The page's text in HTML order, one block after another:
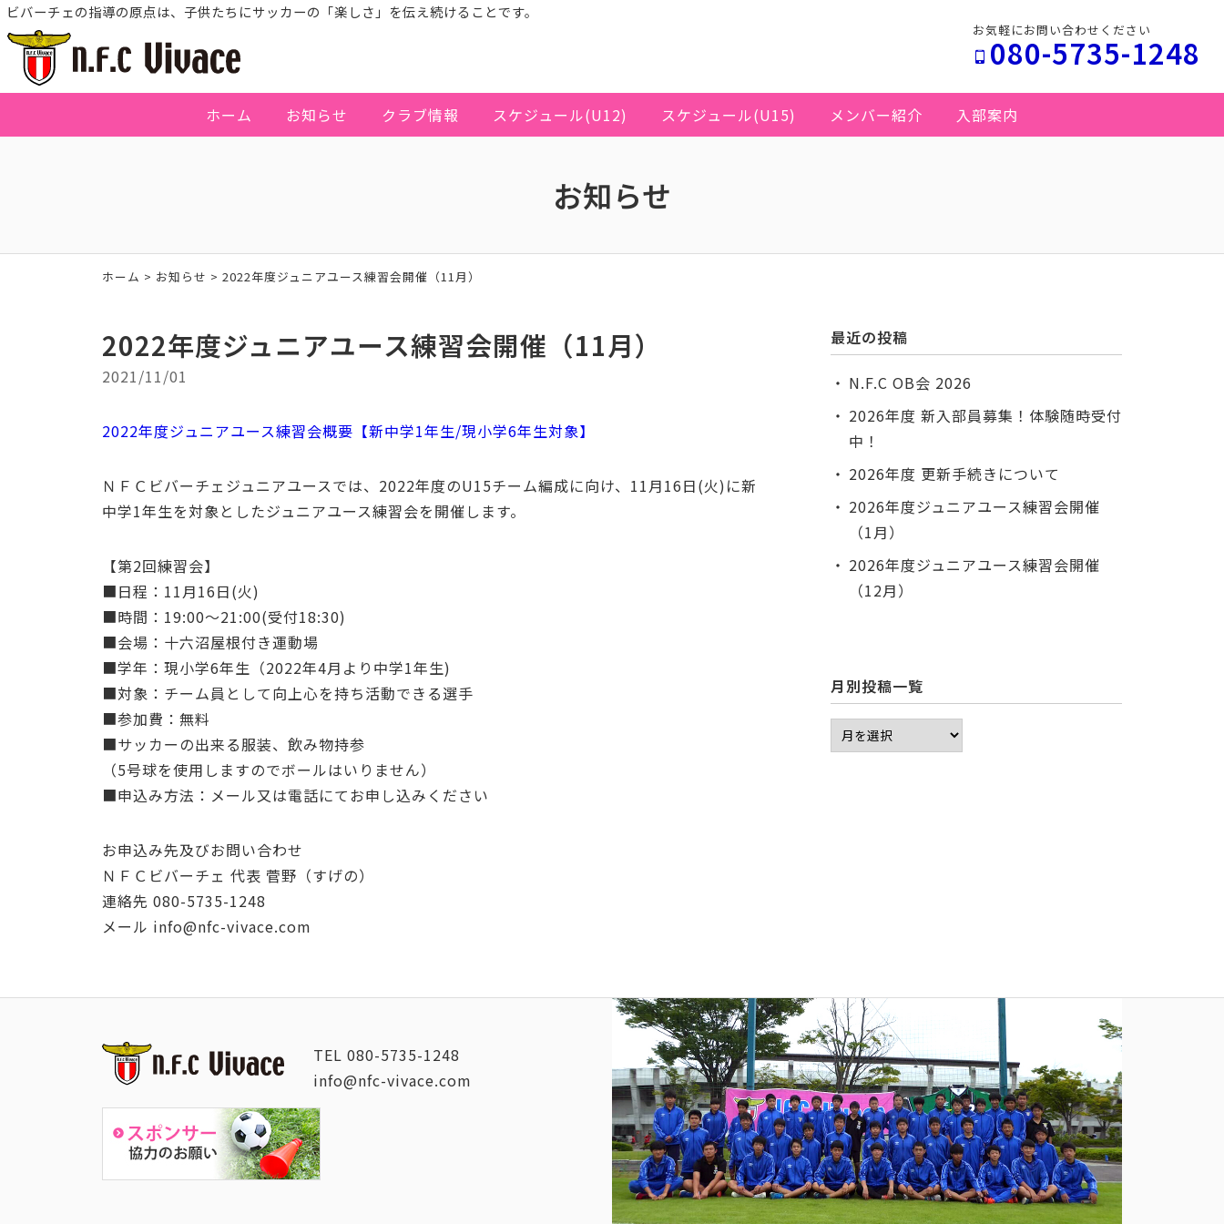
ビバーチェの指導の原点は、子供たちにサッカーの「楽しさ」を伝え続けることです。
お気軽にお問い合わせください
080-5735-1248
ホーム お知らせ クラブ情報 スケジュール(U12) スケジュール(U15) メンバー紹介 入部案内
お知らせ
ホーム > お知らせ > 2022年度ジュニアユース練習会開催（11月）
2022年度ジュニアユース練習会開催（11月）
2021/11/01
2022年度ジュニアユース練習会概要【新中学1年生/現小学6年生対象】
ＮＦＣビバーチェジュニアユースでは、2022年度のU15チーム編成に向け、11月16日(火)に新
中学1年生を対象としたジュニアユース練習会を開催します。
【第2回練習会】
■日程：11月16日(火)
■時間：19:00～21:00(受付18:30)
■会場：十六沼屋根付き運動場
■学年：現小学6年生（2022年4月より中学1年生)
■対象：チーム員として向上心を持ち活動できる選手
■参加費：無料
■サッカーの出来る服装、飲み物持参
（5号球を使用しますのでボールはいりません）
■申込み方法：メール又は電話にてお申し込みください
お申込み先及びお問い合わせ
ＮＦＣビバーチェ 代表 菅野（すげの）
連絡先 080-5735-1248
メール info@nfc-vivace.com
最近の投稿
N.F.C OB会 2026
2026年度 新入部員募集！体験随時受付
中！
2026年度 更新手続きについて
2026年度ジュニアユース練習会開催
（1月）
2026年度ジュニアユース練習会開催
（12月）
月別投稿一覧
TEL 080-5735-1248
info@nfc-vivace.com